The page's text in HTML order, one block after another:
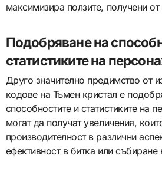
максимизира ползите, получени от
Подобряване на
статистиките на
Друго значително предимство от
кодове на Тъмен кристал е
способностите и статистиките на
могат да получат увеличения,
производителност в различни
ефективност в битка или събиране